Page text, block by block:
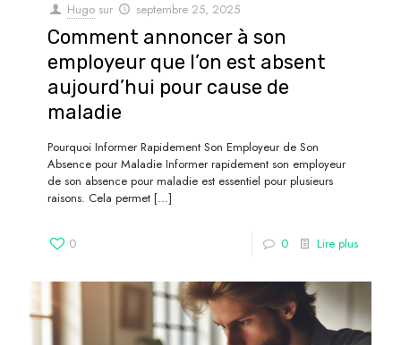
Hugo sur septembre 25, 2025
Comment annoncer à son
employeur que l’on est absent
aujourd’hui pour cause de
maladie
Pourquoi Informer Rapidement Son Employeur de Son
Absence pour Maladie Informer rapidement son employeur
de son absence pour maladie est essentiel pour plusieurs
raisons. Cela permet […]
0 0 Lire plus